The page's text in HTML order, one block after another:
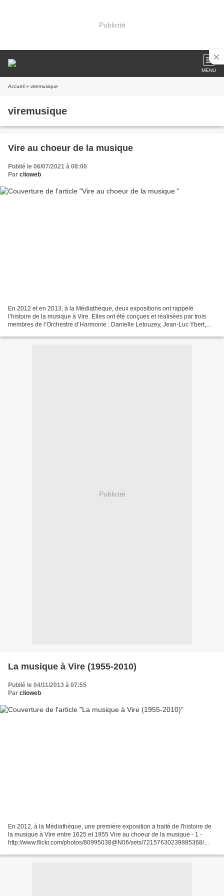
Publicité
MENU
Accueil » viremusique
viremusique
Vire au choeur de la musique
Publié le 06/07/2021 à 08:00
Par clioweb
En 2012 et en 2013, à la Médiathèque, deux expositions ont rappelé
l’histoire de la musique à Vire. Elles ont été conçues et réalisées par trois
membres de l’Orchestre d’Harmonie : Danielle Letouzey, Jean-Luc Ybert,
Publicité
La musique à Vire (1955-2010)
Publié le 04/11/2013 à 07:55
Par clioweb
En 2012, à la Médiathèque, une première exposition a traité de l'histoire de
la musique à Vire entre 1625 et 1955 Vire au choeur de la musique - 1 -
http://www.flickr.com/photos/80995038@N06/sets/72157630239885368/